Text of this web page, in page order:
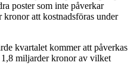
poster som inte påverkar
att kostnadsföras under
kvartalet kommer att påverkas
1,8 miljarder kronor av vilket